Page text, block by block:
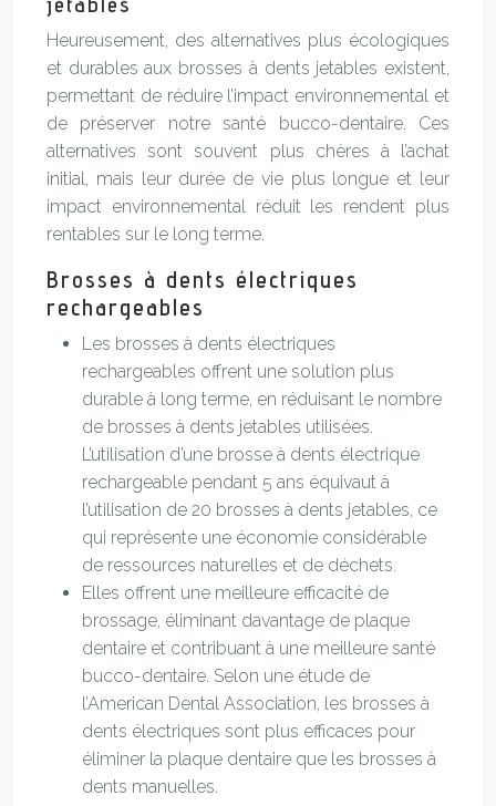
Heureusement, des alternatives plus écologiques
et durables aux brosses à dents jetables existent,
permettant de réduire l’impact environnemental et
de préserver notre santé bucco-dentaire. Ces
alternatives sont souvent plus chères à l’achat
initial, mais leur durée de vie plus longue et leur
impact environnemental réduit les rendent plus
rentables sur le long terme.
Brosses à dents électriques
rechargeables
Les brosses à dents électriques
rechargeables offrent une solution plus
durable à long terme, en réduisant le nombre
de brosses à dents jetables utilisées.
L’utilisation d’une brosse à dents électrique
rechargeable pendant 5 ans équivaut à
l’utilisation de 20 brosses à dents jetables, ce
qui représente une économie considérable
de ressources naturelles et de déchets.
Elles offrent une meilleure efficacité de
brossage, éliminant davantage de plaque
dentaire et contribuant à une meilleure santé
bucco-dentaire. Selon une étude de
l’American Dental Association, les brosses à
dents électriques sont plus efficaces pour
éliminer la plaque dentaire que les brosses à
dents manuelles.